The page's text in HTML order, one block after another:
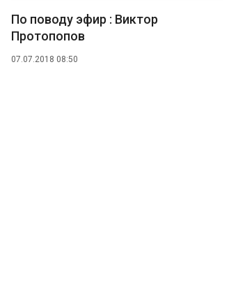
По поводу эфир : Виктор
Протопопов
07.07.2018 08:50